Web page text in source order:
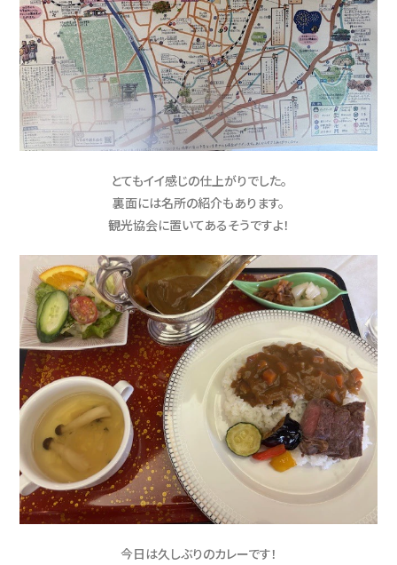
とてもイイ感じの仕上がりでした。
裏面には名所の紹介もあります。
観光協会に置いてあるそうですよ！
今日は久しぶりのカレーです！